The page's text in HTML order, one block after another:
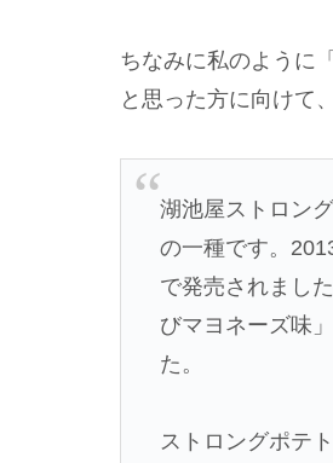
ちなみに私のように
と思った方に向けて
湖池屋ストロン
の一種です。
で発売されまし
びマヨネーズ味
た。
ストロングポテ